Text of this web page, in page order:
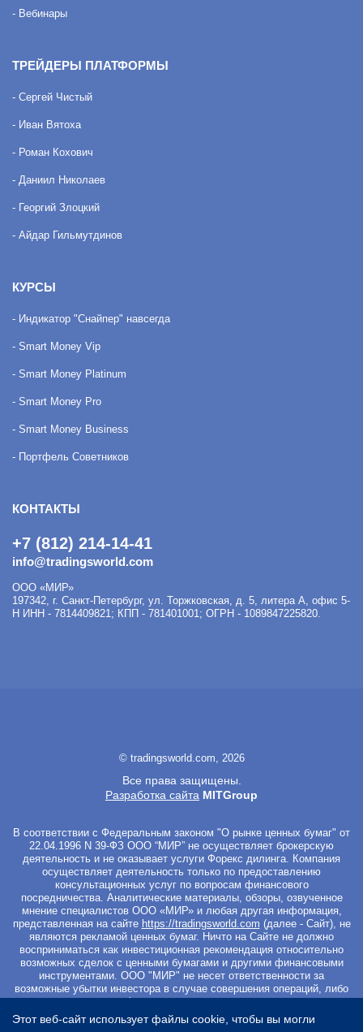
- Вебинары
ТРЕЙДЕРЫ ПЛАТФОРМЫ
- Сергей Чистый
- Иван Вятоха
- Роман Кохович
- Даниил Николаев
- Георгий Злоцкий
- Айдар Гильмутдинов
КУРСЫ
- Индикатор "Снайпер" навсегда
- Smart Money Vip
- Smart Money Platinum
- Smart Money Pro
- Smart Money Business
- Портфель Советников
КОНТАКТЫ
+7 (812) 214-14-41
info@tradingsworld.com
ООО «МИР»
197342, г. Санкт-Петербург, ул. Торжковская, д. 5, литера А, офис 5-
Н ИНН - 7814409821; КПП - 781401001; ОГРН - 1089847225820.
© tradingsworld.com, 2026
Все права защищены.
Разработка сайта MITGroup
В соответствии с Федеральным законом "О рынке ценных бумаг" от
22.04.1996 N 39-ФЗ ООО “МИР” не осуществляет брокерскую
деятельность и не оказывает услуги Форекс дилинга. Компания
осуществляет деятельность только по предоставлению
консультационных услуг по вопросам финансового
посредничества. Аналитические материалы, обзоры, озвученное
мнение специалистов ООО «МИР» и любая другая информация,
представленная на сайте https://tradingsworld.com (далее - Сайт), не
являются рекламой ценных бумаг. Ничто на Сайте не должно
восприниматься как инвестиционная рекомендация относительно
возможных сделок с ценными бумагами и другими финансовыми
инструментами. ООО "МИР" не несет ответственности за
возможные убытки инвестора в случае совершения операций, либо
инвестирования в финансовые инструменты, упомянутые в
материалах Сайта. Вы не должны начинать работу с
инвестиционными продуктами, если не готовы к риску частичной и/
Этот веб-сайт использует файлы cookie, чтобы вы могли